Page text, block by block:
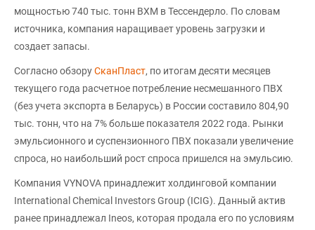
мощностью 740 тыс. тонн ВХМ в Тессендерло. По словам
источника, компания наращивает уровень загрузки и
создает запасы.
Согласно обзоруСканПласт, по итогам десяти месяцев
текущего года расчетное потребление несмешанного ПВХ
(без учета экспорта в Беларусь) в России составило 804,90
тыс. тонн, что на 7% больше показателя 2022 года. Рынки
эмульсионного и суспензионного ПВХ показали увеличение
спроса, но наибольший рост спроса пришелся на эмульсию.
Компания VYNOVA принадлежит холдинговой компании
International Chemical Investors Group (ICIG). Данный актив
ранее принадлежал Ineos, которая продала его по условиям